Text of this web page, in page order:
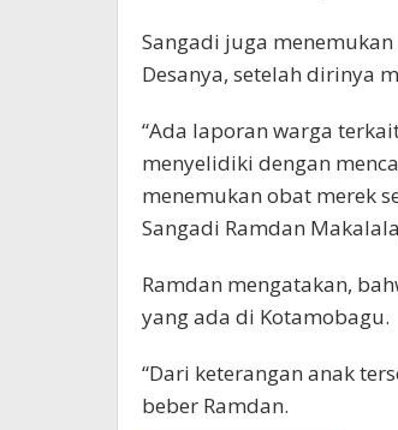
Sangadi juga
Desanya, setelah dirinya
“Ada laporan warga
menyelidiki dengan
menemukan obat merek
Sangadi Ramdan
Ramdan mengatakan,
yang ada di Kotamobagu.
“Dari keterangan anak
beber Ramdan.